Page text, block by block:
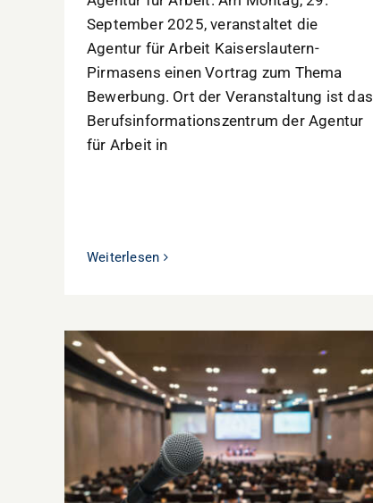
September 2025, veranstaltet die
Agentur für Arbeit Kaiserslautern-
Pirmasens einen Vortrag zum Thema
Bewerbung. Ort der Veranstaltung ist das
Berufsinformationszentrum der Agentur
für Arbeit in
Weiterlesen
Vortrag: Wie können Innenstädte
vitalisiert werden?